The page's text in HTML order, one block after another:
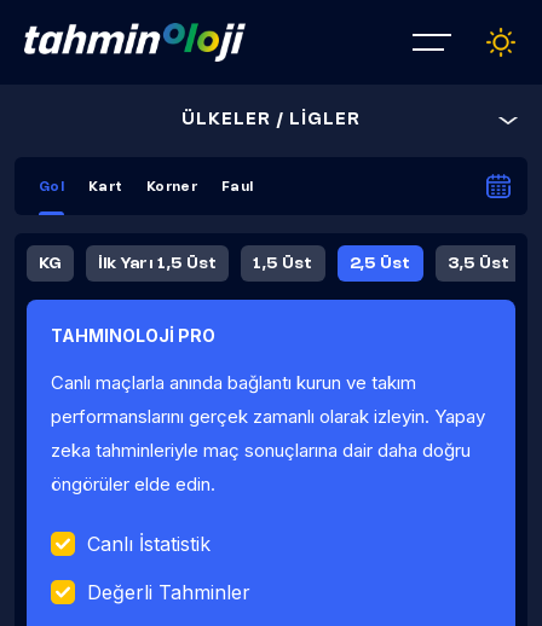
ÜLKELER / LİGLER
Gol Kart Korner Faul
KG İlk Yarı 1,5 Üst 1,5 Üst 2,5 Üst 3,5 Üst
Fauller Ortalama
TAHMINOLOJİ PRO
Canlı maçlarla anında bağlantı kurun ve takım
performanslarını gerçek zamanlı olarak izleyin. Yapay
zeka tahminleriyle maç sonuçlarına dair daha doğru
öngörüler elde edin.
Canlı İstatistik
Değerli Tahminler